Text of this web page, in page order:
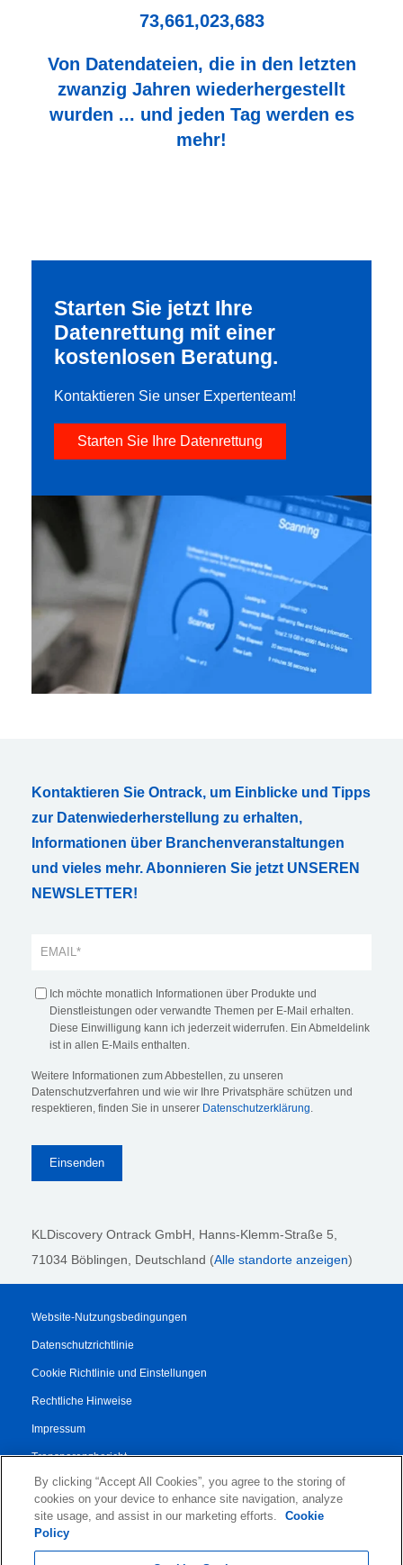
73,661,023,683
Von Datendateien, die in den letzten
zwanzig Jahren wiederhergestellt
wurden ... und jeden Tag werden es
mehr!
Starten Sie jetzt Ihre
Datenrettung mit einer
kostenlosen Beratung.
Kontaktieren Sie unser Expertenteam!
Starten Sie Ihre Datenrettung
Kontaktieren Sie Ontrack, um Einblicke und Tipps
zur Datenwiederherstellung zu erhalten,
Informationen über Branchenveranstaltungen
und vieles mehr. Abonnieren Sie jetzt UNSEREN
NEWSLETTER!
Ich möchte monatlich Informationen über Produkte und
Dienstleistungen oder verwandte Themen per E-Mail erhalten.
Diese Einwilligung kann ich jederzeit widerrufen. Ein Abmeldelink
ist in allen E-Mails enthalten.
Weitere Informationen zum Abbestellen, zu unseren
Datenschutzverfahren und wie wir Ihre Privatsphäre schützen und
respektieren, finden Sie in unserer Datenschutzerklärung.
KLDiscovery Ontrack GmbH, Hanns-Klemm-Straße 5
71034 Böblingen , Deutschland (Alle standorte anzeigen)
Website-Nutzungsbedingungen
Datenschutzrichtlinie
Cookie Richtlinie und Einstellungen
Rechtliche Hinweise
Impressum
Transparenzbericht
AGB
Vertrag für Autorisierte Partner
© 2026 KLDiscovery Ontrack - All Rights Reserved.
By clicking “Accept All Cookies”, you agree to the storing of
cookies on your device to enhance site navigation, analyze
site usage, and assist in our marketing efforts.
Cookie
Policy